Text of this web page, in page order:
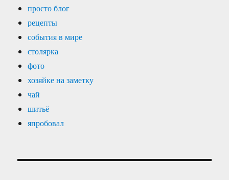
просто блог
рецепты
события в мире
столярка
фото
хозяйке на заметку
чай
шитьё
япробовал